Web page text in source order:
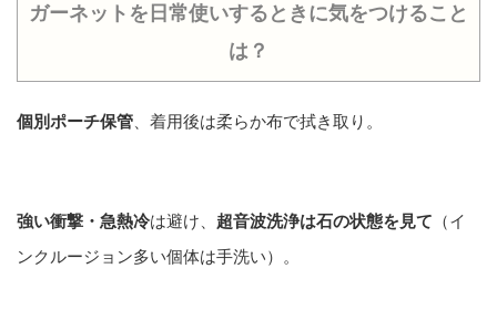
ガーネットを日常使いするときに気をつけること
は？
個別ポーチ保管 、着用後は柔らか布で拭き取り。
強い衝撃・急熱冷は避け、 超音波洗浄は石の状態を見て （イ
ンクルージョン多い個体は手洗い）。